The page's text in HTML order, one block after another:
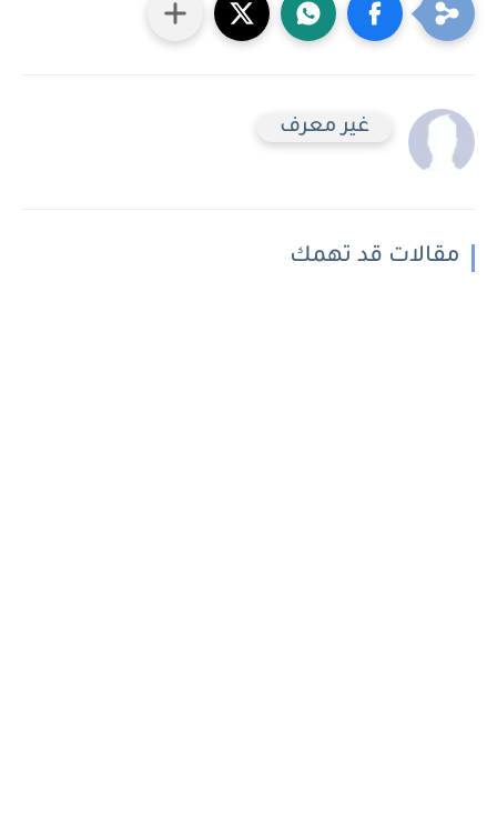
غير معرف
مقالات قد تهمك